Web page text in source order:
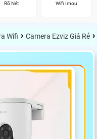
Rõ Nét
Wifi Imou
Wifi › Camera Ezviz Giá Rẻ ›